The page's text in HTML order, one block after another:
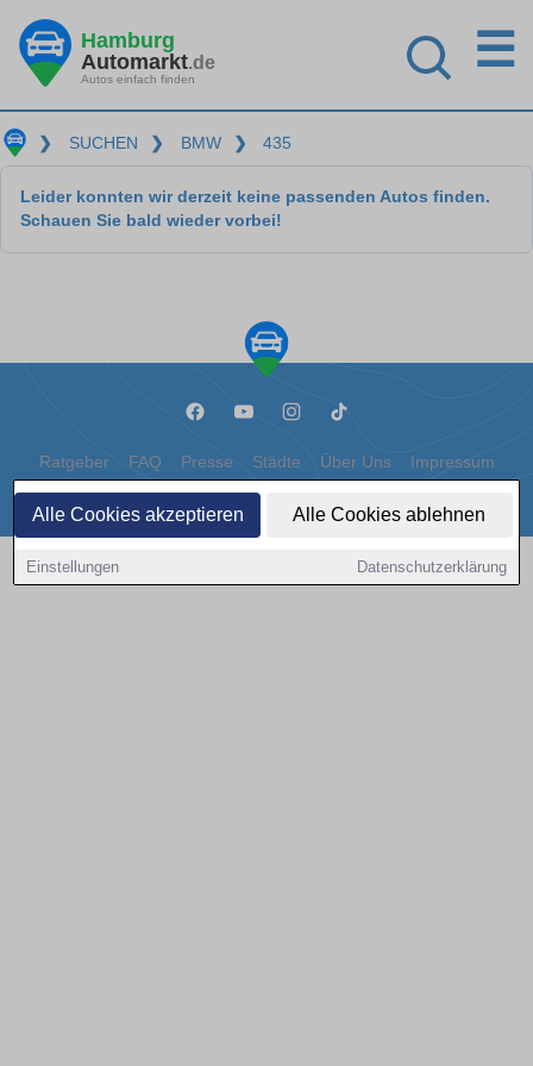
Alle Cookies akzeptieren Alle Cookies ablehnen
Einstellungen Datenschutzerklärung
Hamburg
Automarkt.de
Autos einfach finden
☰
❯ SUCHEN ❯ BMW ❯ 435
Leider konnten wir derzeit keine passenden Autos finden.
Schauen Sie bald wieder vorbei!
Ratgeber FAQ Presse Städte Über Uns Impressum
Datenschutz Cookies
Copyright © 2000 - 2026 | 1A Infosysteme GmbH | Content by: 1a-sites-autos